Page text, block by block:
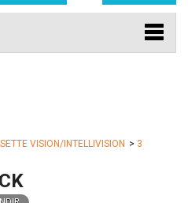
VISION/INTELLIVISION > 3